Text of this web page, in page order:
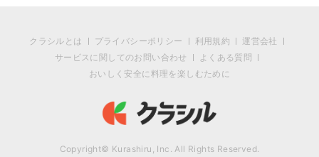
クラシルとは プライバシーポリシー 利用規約
運営会社
サービスに関してのお問い合わせ
よくある質問
おいしく安全に料理を楽しむために
Copyright© Kurashiru, Inc. All Rights Reserved.